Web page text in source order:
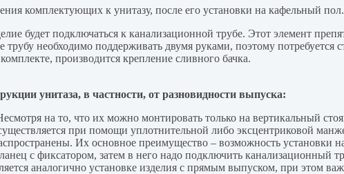
комплектующих к унитазу, после его установки на кафельный
будет подключаться к канализационной трубе. Этот элемент
необходимо поддерживать двумя руками, поэтому потребуется
производится крепление сливного бачка.
унитаза, в частности, от разновидности выпуска:
на то, что их можно монтировать только на вертикальный
при помощи уплотнительной либо эксцентриковой
Их основное преимущество – возможность установки
с фиксатором, затем в него надо подключить канализационный
аналогично установке изделия с прямым выпуском, при этом